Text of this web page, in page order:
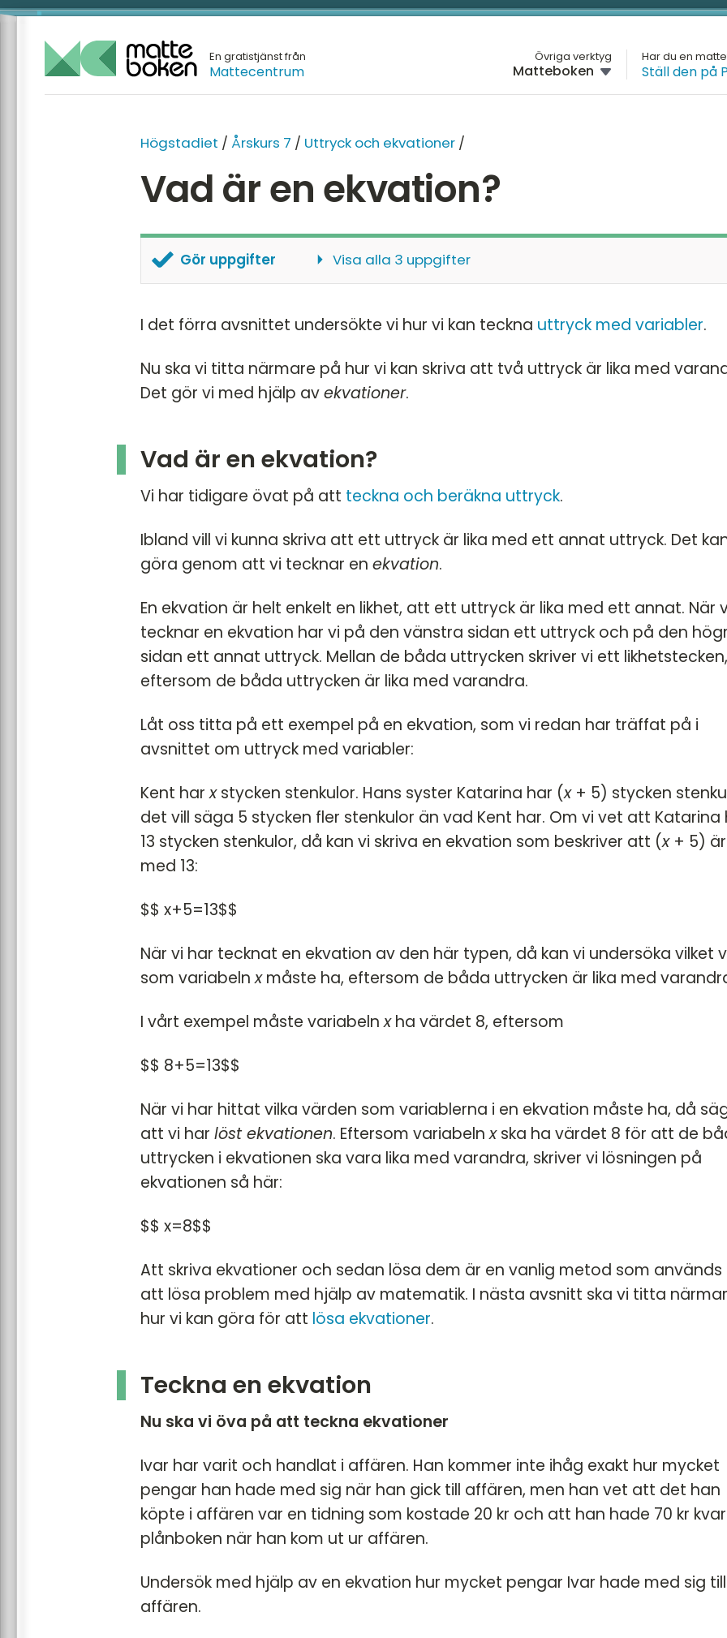
En gratistjänst från
Mattecentrum
Har du en
Ställ den på
Övriga verktyg
Matteboken
Högstadiet / Årskurs 7 / Uttryck och ekvationer /
Vad är en ekvation?
Gör uppgifter
Visa alla 3 uppgifter
Lös ekvationen
I det förra avsnittet undersökte vi hur vi kan teckna uttryck med variabler.
Nu ska vi titta närmare på hur vi kan skriva att två uttryck är lika med
Det gör vi med hjälp avekvationer.
Vad är en ekvation?
Vi har tidigare övat på att teckna och beräkna uttryck.
Ibland vill vi kunna skriva att ett uttryck är lika med ett annat uttryck. Det
göra genom att vi tecknar en ekvation.
En ekvation är helt enkelt en likhet, att ett uttryck är lika med ett annat. När
tecknar en ekvation har vi på den vänstra sidan ett uttryck och på den
sidan ett annat uttryck. Mellan de båda uttrycken skriver vi ett likhetstecken,
eftersom de båda uttrycken är lika med varandra.
Låt oss titta på ett exempel på en ekvation, som vi redan har träffat på i
avsnittet om uttryck med variabler:
Kent harxstycken stenkulor. Hans syster Katarina har (x+ 5) stycken
det vill säga 5 stycken fler stenkulor än vad Kent har. Om vi vet att Katarina
13 stycken stenkulor, då kan vi skriva en ekvation som beskriver att (x+ 5) är
med 13:
$$ x+5=13$$
När vi har tecknat en ekvation av den här typen, då kan vi undersöka vilket
som variabelnxmåste ha, eftersom de båda uttrycken är lika med
I vårt exempel måste variabelnxha värdet 8, eftersom
$$ 8+5=13$$
När vi har hittat vilka värden som variablerna i en ekvation måste ha, då
att vi har löst ekvationen. Eftersom variabelnxska ha värdet 8 för att de
uttrycken i ekvationen ska vara lika med varandra, skriver vi lösningen på
ekvationen så här:
$$ x=8$$
Att skriva ekvationer och sedan lösa dem är en vanlig metod som används
att lösa problem med hjälp av matematik. I nästa avsnitt ska vi titta
hur vi kan göra för att lösa ekvationer.
Teckna en ekvation
Nu ska vi öva på att teckna ekvationer
Ivar har varit och handlat i affären. Han kommer inte ihåg exakt hur mycket
pengar han hade med sig när han gick till affären, men han vet att det han
köpte i affären var en tidning som kostade 20 kr och att han hade 70 kr
plånboken när han kom ut ur affären.
Undersök med hjälp av en ekvation hur mycket pengar Ivar hade med sig till
affären.
HÖGSTADIET